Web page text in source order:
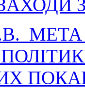
МЕТА